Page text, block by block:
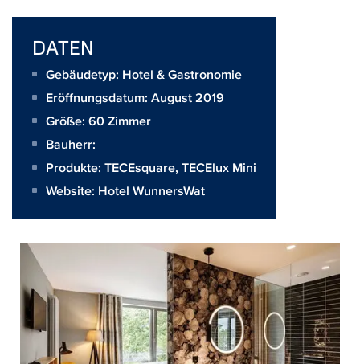
DATEN
Gebäudetyp: Hotel & Gastronomie
Eröffnungsdatum: August 2019
Größe: 60 Zimmer
Bauherr:
Produkte: TECEsquare,TECElux Mini
Website: Hotel WunnersWat